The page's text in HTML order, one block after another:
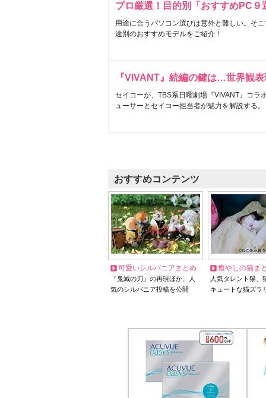
プロ厳選！目的別「おすすめPC９
用途に合うパソコン選びは意外と難しい。そ
途別のおすすめモデルをご紹介！
『VIVANT』続編の鍵は…世界観
セイコーが、TBS系日曜劇場『VIVANT』コラ
ューサーとセイコー担当者が魅力を解説する。
おすすめコンテンツ
可愛いシルバニアまとめ
『鬼滅の刃』の再現ほか、人
気のシルバニア投稿を公開
癒やしの猫ま
人気タレント猫
キュートな猫ズラ